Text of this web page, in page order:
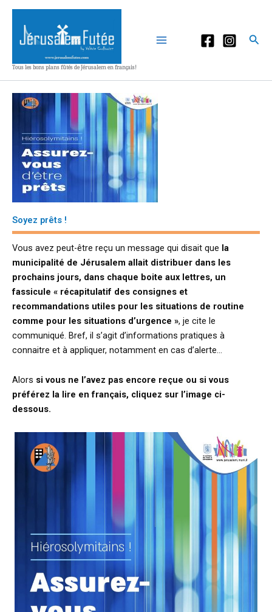
Aller
contenu
Tous les bons plans fûtés de Jérusalem en français!
Soyez prêts !
Vous avez peut-être reçu un message qui disait que la
municipalité de Jérusalem allait distribuer dans les
prochains jours, dans chaque boite aux lettres, un
fassicule « récapitulatif des consignes et
recommandations utiles pour les situations de routine
comme pour les situations d’urgence », je cite le
communiqué. Bref, il s’agit d’informations pratiques à
connaitre et à appliquer, notamment en cas d’alerte…
Alors si vous ne l’avez pas encore reçue ou si vous
préférez la lire en français, cliquez sur l’image ci-
dessous.